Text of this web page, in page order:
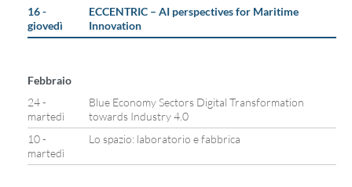
16 -
giovedì
ECCENTRIC – AI perspectives for Maritime
Innovation
Febbraio
24 -
martedì
Blue Economy Sectors Digital Transformation
towards Industry 4.0
10 -
martedì
Lo spazio: laboratorio e fabbrica